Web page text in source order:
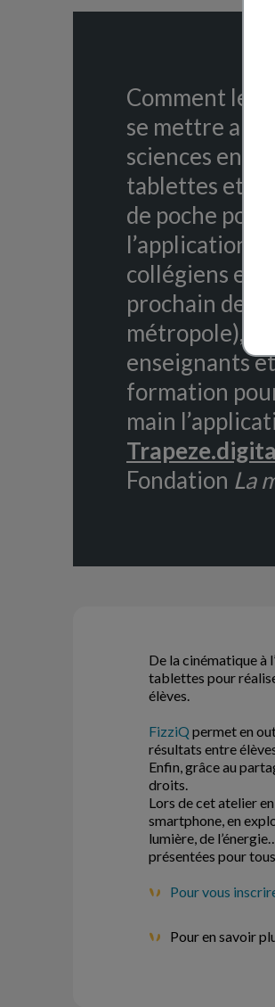
Comment les
se mettre au
sciences en
tablettes et
de poche
l’application
collégiens et
prochain de
métropole),
enseignants
formation
main
Fondation La
De la cinématique à
tablettes pour
élèves.
FizziQ permet en
résultats entre
Enfin, grâce au
droits.
Lors de cet atelier
smartphone, en
lumière, de
présentées pour
Pour vous
Pour en savoir